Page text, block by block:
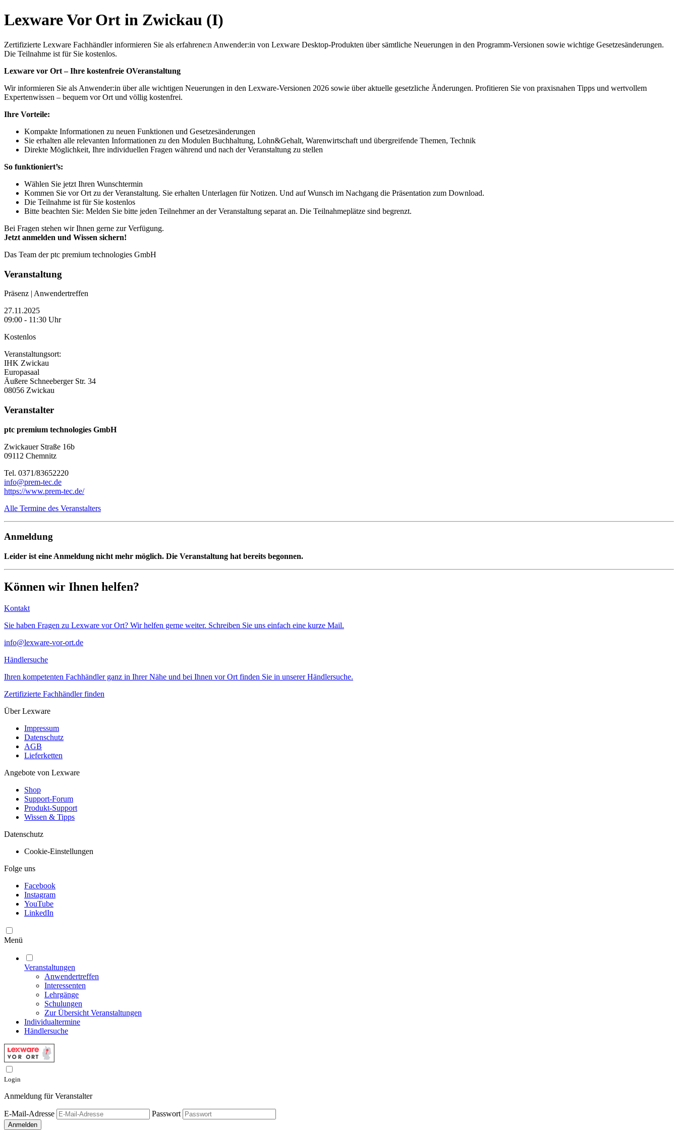
Lexware Vor Ort in Zwickau (I)
Zertifizierte Lexware Fachhändler informieren Sie als erfahrene:n Anwender:in von Lexware Desktop-Produkten über sämtliche Neuerungen in den Programm-Versionen sowie wichtige Gesetzesänderungen.
Die Teilnahme ist für Sie kostenlos.
Lexware vor Ort – Ihre kostenfreie OVeranstaltung
Wir informieren Sie als Anwender:in über alle wichtigen Neuerungen in den Lexware-Versionen 2026 sowie über aktuelle gesetzliche Änderungen. Profitieren Sie von praxisnahen Tipps und wertvollem
Expertenwissen – bequem vor Ort und völlig kostenfrei.
Ihre Vorteile:
Kompakte Informationen zu neuen Funktionen und Gesetzesänderungen
Sie erhalten alle relevanten Informationen zu den Modulen Buchhaltung, Lohn&Gehalt, Warenwirtschaft und übergreifende Themen, Technik
Direkte Möglichkeit, Ihre individuellen Fragen während und nach der Veranstaltung zu stellen
So funktioniert’s:
Wählen Sie jetzt Ihren Wunschtermin
Kommen Sie vor Ort zu der Veranstaltung. Sie erhalten Unterlagen für Notizen. Und auf Wunsch im Nachgang die Präsentation zum Download.
Die Teilnahme ist für Sie kostenlos
Bitte beachten Sie: Melden Sie bitte jeden Teilnehmer an der Veranstaltung separat an. Die Teilnahmeplätze sind begrenzt.
Bei Fragen stehen wir Ihnen gerne zur Verfügung.
Jetzt anmelden und Wissen sichern!
Das Team der ptc premium technologies GmbH
Veranstaltung
Präsenz | Anwendertreffen
27.11.2025
09:00 - 11:30 Uhr
Kostenlos
Veranstaltungsort:
IHK Zwickau
Europasaal
Äußere Schneeberger Str. 34
08056 Zwickau
Veranstalter
ptc premium technologies GmbH
Zwickauer Straße 16b
09112 Chemnitz
Tel. 0371/83652220
info@prem-tec.de
https://www.prem-tec.de/
Alle Termine des Veranstalters
Anmeldung
Leider ist eine Anmeldung nicht mehr möglich. Die Veranstaltung hat bereits begonnen.
Können wir Ihnen helfen?
Kontakt
Sie haben Fragen zu Lexware vor Ort? Wir helfen gerne weiter. Schreiben Sie uns einfach eine kurze Mail.
info@lexware-vor-ort.de
Händlersuche
Ihren kompetenten Fachhändler ganz in Ihrer Nähe und bei Ihnen vor Ort finden Sie in unserer Händlersuche.
Zertifizierte Fachhändler finden
Über Lexware
Impressum
Datenschutz
AGB
Lieferketten
Angebote von Lexware
Shop
Support-Forum
Produkt-Support
Wissen & Tipps
Datenschutz
Cookie-Einstellungen
Folge uns
Facebook
Instagram
YouTube
LinkedIn
Menü
Veranstaltungen
Anwendertreffen
Interessenten
Lehrgänge
Schulungen
Zur Übersicht Veranstaltungen
Individualtermine
Händlersuche
Login
Anmeldung für Veranstalter
E-Mail-Adresse Passwort
Anmelden